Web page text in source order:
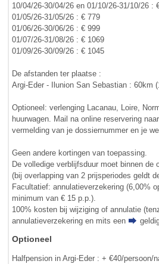
10/04/26-30/04/26 en 01/10/26-31/10/26 :
01/05/26-31/05/26 : € 779
01/06/26-30/06/26 : € 999
01/07/26-31/08/26 : € 1069
01/09/26-30/09/26 : € 1045
De afstanden ter plaatse :
Argi-Eder - Ilunion San Sebastian : 60km
Optioneel: verlenging Lacanau, Loire,
huurwagen. Mail na online reservering
vermelding van je dossiernummer en je
Geen andere kortingen van toepassing.
De volledige verblijfsduur moet binnen de
(bij overlapping van 2 prijsperiodes geldt
Facultatief: annulatieverzekering (6,00%
minimum van € 15 p.p.).
100% kosten bij wijziging of annulatie
annulatieverzekering en mits een
Optioneel
Halfpension in Argi-Eder : + €40/persoon/